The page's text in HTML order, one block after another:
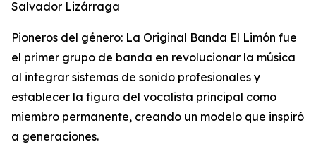
Salvador Lizárraga
Pioneros del género: La Original Banda El Limón fue
el primer grupo de banda en revolucionar la música
al integrar sistemas de sonido profesionales y
establecer la figura del vocalista principal como
miembro permanente, creando un modelo que inspiró
a generaciones.